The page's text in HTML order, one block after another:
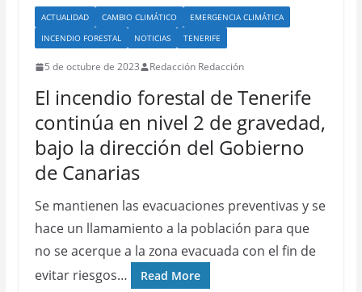
ACTUALIDAD CAMBIO CLIMÁTICO
EMERGENCIA CLIMÁTICA
INCENDIO FORESTAL
NOTICIAS TENERIFE
5 de octubre de 2023 Redacción Redacción
El incendio forestal de Tenerife
continúa en nivel 2 de gravedad,
bajo la dirección del Gobierno
de Canarias
Se mantienen las evacuaciones preventivas y se
hace un llamamiento a la población para que
no se acerque a la zona evacuada con el fin de
evitar riesgos…
Read More